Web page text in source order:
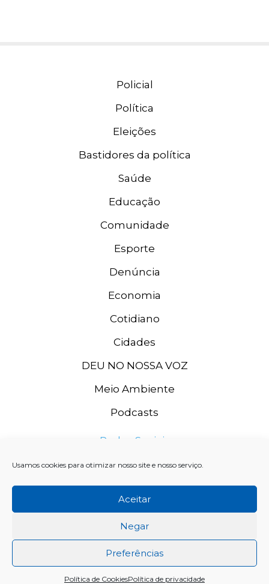
Usamos cookies para otimizar nosso site e nosso serviço.
Aceitar
Negar
Preferências
Política de CookiesPolítica de privacidade
Policial
Política
Eleições
Bastidores da política
Saúde
Educação
Comunidade
Esporte
Denúncia
Economia
Cotidiano
Cidades
DEU NO NOSSA VOZ
Meio Ambiente
Podcasts
Redes Sociais